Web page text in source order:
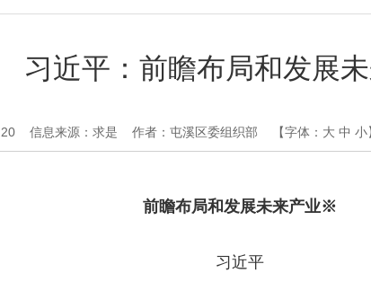
习近平：前瞻布局和发展
信息来源：求是 作者：屯溪区委组织部 【字体： 大 中 小
前瞻布局和发展未来产业※
习近平